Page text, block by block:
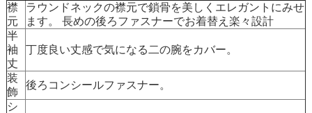
襟
元
ラウンドネックの襟元で鎖骨を美しくエレガントにみせ
ます。 長めの後ろファスナーでお着替え楽々設計
半
袖
丈
丁度良い丈感で気になる二の腕をカバー。
装
飾
後ろコンシールファスナー。
シ